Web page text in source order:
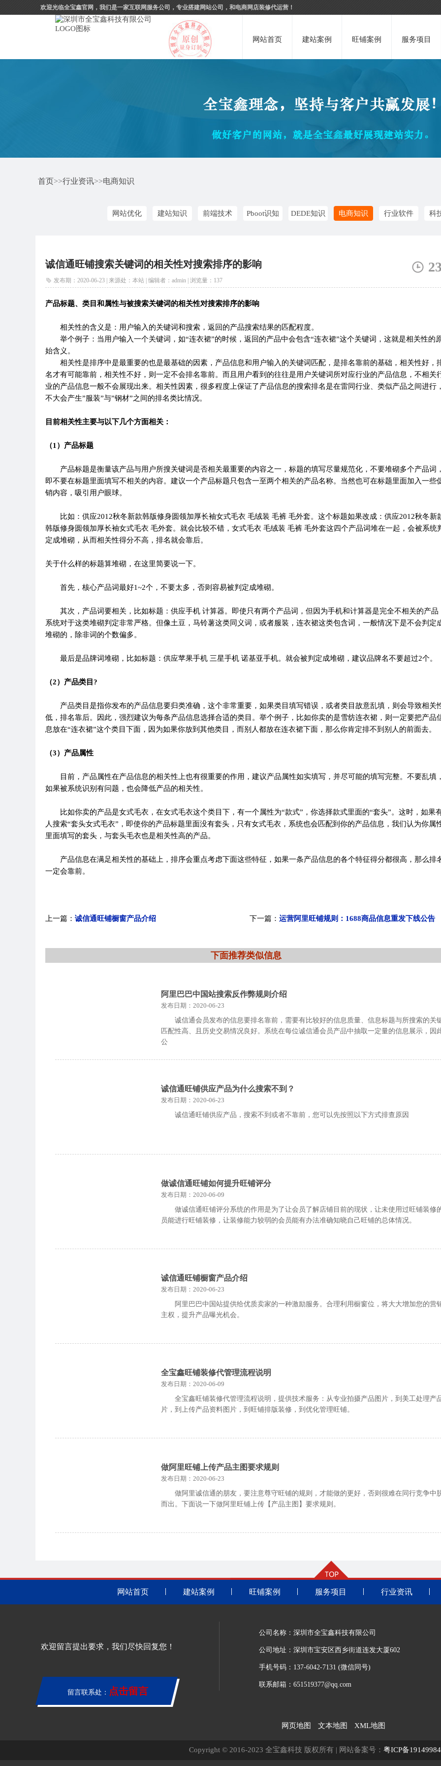
欢迎光临全宝鑫官网，我们是一家互联网服务公司，专业搭建网站公司，和电商网店装修代运营！
网站首页 建站案例 旺铺案例 服务项目
首页>>行业资讯>>电商知识
网站优化 建站知识 前端技术 Pboot识知 DEDE知识 电商知识 行业软件 科
诚信通旺铺搜索关键词的相关性对搜索排序的影响
发布期：2020-06-23 | 来源处：本站 | 编辑者：admin | 浏览量： 137
23
产品标题、类目和属性与被搜索关键词的相关性对搜索排序的影响
相关性的含义是：用户输入的关键词和搜索，返回的产品搜索结果的匹配程度。
举个例子：当用户输入一个关键词，如“连衣裙”的时候，返回的产品中会包含“连衣裙”这个关键词，这就是相关性的
始含义。
相关性是排序中是最重要的也是最基础的因素，产品信息和用户输入的关键词匹配，是排名靠前的基础，相关性好，
名才有可能靠前，相关性不好，则一定不会排名靠前。而且用户看到的往往是用户关键词所对应行业的产品信息，不相关
业的产品信息一般不会展现出来。相关性因素，很多程度上保证了产品信息的搜索排名是在雷同行业、类似产品之间进行，
不大会产生”服装”与”钢材”之间的排名类比情况。
目前相关性主要与以下几个方面相关：
（1）产品标题
产品标题是衡量该产品与用户所搜关键词是否相关最重要的内容之一，标题的填写尽量规范化，不要堆砌多个产品词，
即不要在标题里面填写不相关的内容。建议一个产品标题只包含一至两个相关的产品名称。当然也可在标题里面加入一些
销内容，吸引用户眼球。
比如：供应2012秋冬新款韩版修身圆领加厚长袖女式毛衣 毛绒装 毛裤 毛外套。这个标题如果改成：供应2012秋冬新
韩版修身圆领加厚长袖女式毛衣 毛外套。就会比较不错，女式毛衣 毛绒装 毛裤 毛外套这四个产品词堆在一起，会被系统
定成堆砌，从而相关性得分不高，排名就会靠后。
关于什么样的标题算堆砌，在这里简要说一下。
首先，核心产品词最好1~2个，不要太多，否则容易被判定成堆砌。
其次，产品词要相关，比如标题：供应手机 计算器。即使只有两个产品词，但因为手机和计算器是完全不相关的产品
系统对于这类堆砌判定非常严格。但像土豆，马铃薯这类同义词，或者服装，连衣裙这类包含词，一般情况下是不会判定
堆砌的，除非词的个数偏多。
最后是品牌词堆砌，比如标题：供应苹果手机 三星手机 诺基亚手机。就会被判定成堆砌，建议品牌名不要超过2个。
（2）产品类目?
产品类目是指你发布的产品信息要归类准确，这个非常重要，如果类目填写错误，或者类目故意乱填，则会导致相关
低，排名靠后。因此，强烈建议为每条产品信息选择合适的类目。举个例子，比如你卖的是雪纺连衣裙，则一定要把产品
息放在“连衣裙”这个类目下面，因为如果你放到其他类目，而别人都放在连衣裙下面，那么你肯定排不到别人的前面去。
（3）产品属性
目前，产品属性在产品信息的相关性上也有很重要的作用，建议产品属性如实填写，并尽可能的填写完整。不要乱填，
如果被系统识别有问题，也会降低产品的相关性。
比如你卖的产品是女式毛衣，在女式毛衣这个类目下，有一个属性为“款式”，你选择款式里面的“套头”。这时，如果
人搜索“套头女式毛衣”，即使你的产品标题里面没有套头，只有女式毛衣，系统也会匹配到你的产品信息，我们认为你属
里面填写的套头，与套头毛衣也是相关性高的产品。
产品信息在满足相关性的基础上，排序会重点考虑下面这些特征，如果一条产品信息的各个特征得分都很高，那么排
一定会靠前。
上一篇： 诚信通旺铺橱窗产品介绍 下一篇： 运营阿里旺铺规则：1688商品信息重发下线公告
下面推荐类似信息
阿里巴巴中国站搜索反作弊规则介绍
发布日期：2020-06-23
诚信通会员发布的信息要排名靠前，需要有比较好的信息质量、信息标题与所搜索的关
匹配性高、且历史交易情况良好。系统在每位诚信通会员产品中抽取一定量的信息展示，因
公
诚信通旺铺供应产品为什么搜索不到？
发布日期：2020-06-23
诚信通旺铺供应产品，搜索不到或者不靠前，您可以先按照以下方式排查原因
做诚信通旺铺如何提升旺铺评分
发布日期：2020-06-09
做诚信通旺铺评分系统的作用是为了让会员了解店铺目前的现状，让未使用过旺铺装修
员能进行旺铺装修，让装修能力较弱的会员能有办法准确知晓自己旺铺的总体情况。
诚信通旺铺橱窗产品介绍
发布日期：2020-06-23
阿里巴巴中国站提供给优质卖家的一种激励服务。合理利用橱窗位，将大大增加您的营
主权，提升产品曝光机会。
全宝鑫旺铺装修代管理流程说明
发布日期：2020-06-09
全宝鑫旺铺装修代管理流程说明，提供技术服务：从专业拍摄产品图片，到美工处理产
片，到上传产品资料图片，到旺铺排版装修，到优化管理旺铺。
做阿里旺铺上传产品主图要求规则
发布日期：2020-06-23
做阿里诚信通的朋友，要注意尊守旺铺的规则，才能做的更好，否则很难在同行竞争中
而出。下面说一下做阿里旺铺上传【产品主图】要求规则。
网站首页 建站案例 旺铺案例 服务项目 行业资讯
欢迎留言提出要求，我们尽快回复您！
留言联系处： 点击留言
公司名称：深圳市全宝鑫科技有限公司
公司地址：深圳市宝安区西乡街道连发大厦602
手机号码：137-6042-7131 (微信同号)
联系邮箱：651519377@qq.com
网页地图 文本地图 XML地图
Copyright © 2016-2023 全宝鑫科技 版权所有 | 网站备案号： 粤ICP备